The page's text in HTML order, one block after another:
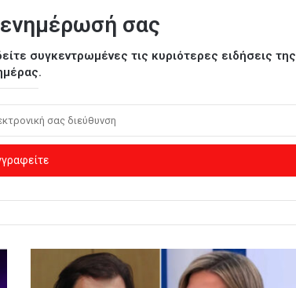
σας
συγκεντρωμένες τις κυριότερες ειδήσεις της